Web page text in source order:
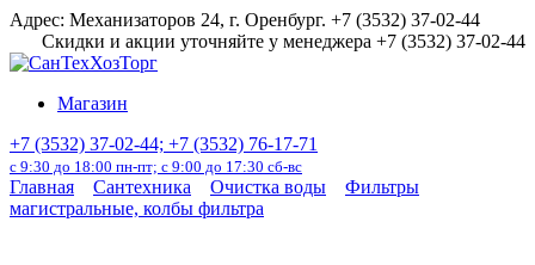
Перейти
содержанию
Адрес: Механизаторов 24, г. Оренбург. +7 (3532) 37-02-44
Скидки и акции уточняйте у менеджера +7 (3532) 37-02-44
Магазин
+7 (3532) 37-02-44; +7 (3532) 76-17-71
с 9:30 до 18:00 пн-пт; с 9:00 до 17:30 сб-вс
Главная Сантехника Очистка воды
Фильтры
магистральные, колбы фильтра